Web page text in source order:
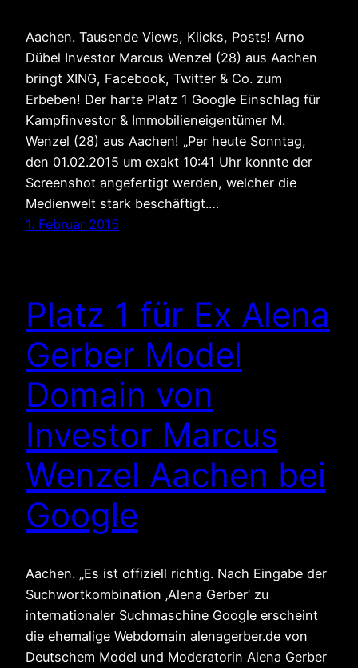
Aachen. Tausende Views, Klicks, Posts! Arno
Dübel Investor Marcus Wenzel (28) aus Aachen
bringt XING, Facebook, Twitter & Co. zum
Erbeben! Der harte Platz 1 Google Einschlag für
Kampfinvestor & Immobilieneigentümer M.
Wenzel (28) aus Aachen! „Per heute Sonntag,
den 01.02.2015 um exakt 10:41 Uhr konnte der
Screenshot angefertigt werden, welcher die
Medienwelt stark beschäftigt.…
1. Februar 2015
Platz 1 für Ex Alena
Gerber Model
Domain von
Investor Marcus
Wenzel Aachen bei
Google
Aachen. „Es ist offiziell richtig. Nach Eingabe der
Suchwortkombination ‚Alena Gerber‘ zu
internationaler Suchmaschine Google erscheint
die ehemalige Webdomain alenagerber.de von
Deutschem Model und Moderatorin Alena Gerber